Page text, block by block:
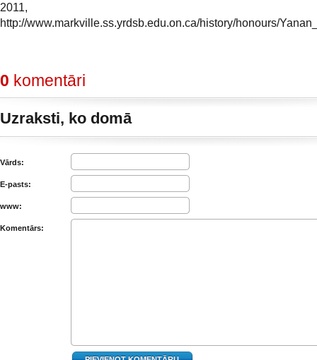
2011,
http://www.markville.ss.yrdsb.edu.on.ca/history/honours/
0 komentāri
Uzraksti, ko domā
Vārds:
E-pasts:
www:
Komentārs: